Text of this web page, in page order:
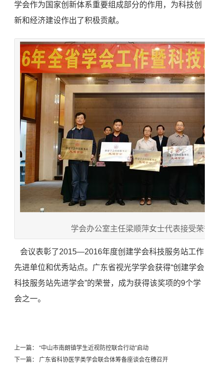
学会作为国家创新体系重要组成部分的作用，为科技创
新和经济建设作出了积极贡献。
学会办公室主任梁顺萍女士代表接受荣誉
会议表彰了2015—2016年度创建学会科技服务站工作
先进单位和优秀站点。广东省视光学学会获得“创建学会
科技服务站先进学会”的荣誉，成为获得该奖项的9个学
会之一。
上一篇： “中山市南朗镇学生近视防控联合行动”启动
下一篇： 广东省科协医学类学会联合体筹备座谈会在穗召开